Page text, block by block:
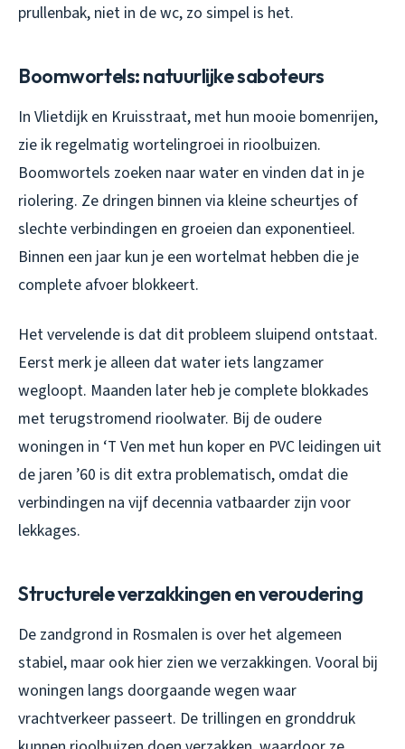
prullenbak, niet in de wc, zo simpel is het.
Boomwortels: natuurlijke saboteurs
In Vlietdijk en Kruisstraat, met hun mooie bomenrijen,
zie ik regelmatig wortelingroei in rioolbuizen.
Boomwortels zoeken naar water en vinden dat in je
riolering. Ze dringen binnen via kleine scheurtjes of
slechte verbindingen en groeien dan exponentieel.
Binnen een jaar kun je een wortelmat hebben die je
complete afvoer blokkeert.
Het vervelende is dat dit probleem sluipend ontstaat.
Eerst merk je alleen dat water iets langzamer
wegloopt. Maanden later heb je complete blokkades
met terugstromend rioolwater. Bij de oudere
woningen in ‘T Ven met hun koper en PVC leidingen uit
de jaren ’60 is dit extra problematisch, omdat die
verbindingen na vijf decennia vatbaarder zijn voor
lekkages.
Structurele verzakkingen en veroudering
De zandgrond in Rosmalen is over het algemeen
stabiel, maar ook hier zien we verzakkingen. Vooral bij
woningen langs doorgaande wegen waar
vrachtverkeer passeert. De trillingen en gronddruk